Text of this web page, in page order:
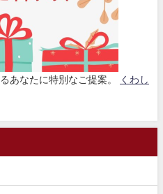
あなたに特別なご提案。
くわし